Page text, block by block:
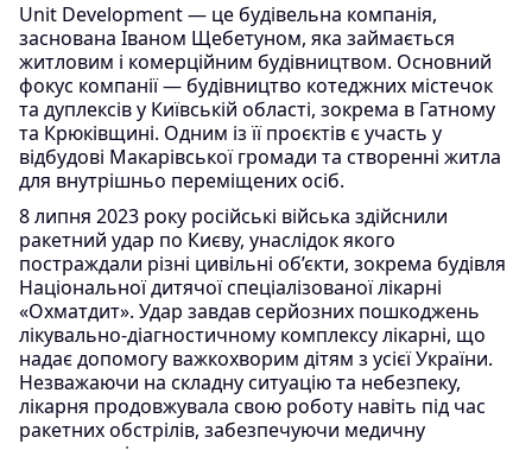
Unit Development — це будівельна компанія,
заснована Іваном Щебетуном, яка займається
житловим і комерційним будівництвом. Основний
фокус компанії — будівництво котеджних містечок
та дуплексів у Київській області, зокрема в Гатному
та Крюківщині. Одним із її проєктів є участь у
відбудові Макарівської громади та створенні житла
для внутрішньо переміщених осіб.
8 липня 2023 року російські війська здійснили
ракетний удар по Києву, унаслідок якого
постраждали різні цивільні об’єкти, зокрема будівля
Національної дитячої спеціалізованої лікарні
«Охматдит». Удар завдав серйозних пошкоджень
лікувально-діагностичному комплексу лікарні, що
надає допомогу важкохворим дітям з усієї України.
Незважаючи на складну ситуацію та небезпеку,
лікарня продовжувала свою роботу навіть під час
ракетних обстрілів, забезпечуючи медичну